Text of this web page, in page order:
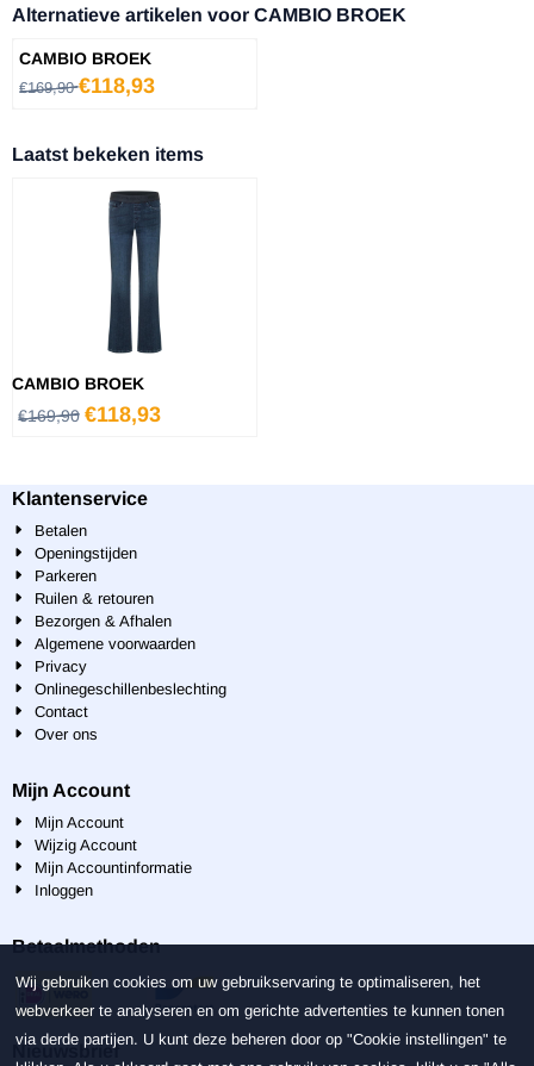
Alternatieve artikelen voor CAMBIO BROEK
CAMBIO BROEK
Van 169,90 voor 118,93
€169,90€118,93
Laatst bekeken items
CAMBIO BROEK
€169,90 €118,93
Klantenservice
Betalen
Openingstijden
Parkeren
Ruilen & retouren
Bezorgen & Afhalen
Algemene voorwaarden
Privacy
Onlinegeschillenbeslechting
Contact
Over ons
Mijn Account
Mijn Account
Wijzig Account
Mijn Accountinformatie
Inloggen
Betaalmethoden
Nieuwsbrief
Wij gebruiken cookies om uw gebruikservaring te optimaliseren, het
webverkeer te analyseren en om gerichte advertenties te kunnen tonen
via derde partijen. U kunt deze beheren door op "Cookie instellingen" te